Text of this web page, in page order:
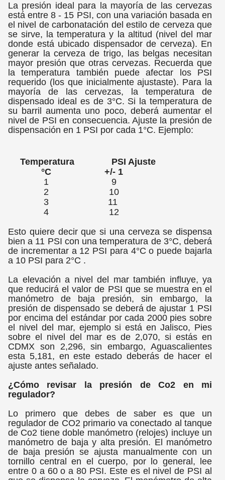
La presión ideal para la mayoría de las cervezas
está entre 8 - 15 PSI, con una variación basada en
el nivel de carbonatación del estilo de cerveza que
se sirve, la temperatura y la altitud (nivel del mar
donde está ubicado dispensador de cerveza). En
generar la cerveza de trigo, las belgas necesitan
mayor presión que otras cervezas. Recuerda que
la temperatura también puede afectar los PSI
requerido (los que inicialmente ajustaste). Para la
mayoría de las cervezas, la temperatura de
dispensado ideal es de 3°C. Si la temperatura de
su barril aumenta uno poco, deberá aumentar el
nivel de PSI en consecuencia. Ajuste la presión de
dispensación en 1 PSI por cada 1°C. Ejemplo:
Temperatura
PSI Ajuste
°C
+/- 1
1
9
2
10
3
11
4
12
Esto quiere decir que si una cerveza se dispensa
bien a 11 PSI con una temperatura de 3°C, deberá
de incrementar a 12 PSI para 4°C o puede bajarla
a 10 PSI para 2°C .
La elevación a nivel del mar también influye, ya
que reducirá el valor de PSI que se muestra en el
manómetro de baja presión, sin embargo, la
presión de dispensado se deberá de ajustar 1 PSI
por encima del estándar por cada 2000 pies sobre
el nivel del mar, ejemplo si está en Jalisco, Pies
sobre el nivel del mar es de 2,070, si estás en
CDMX son 2,296, sin embargo, Aguascalientes
esta 5,181, en este estado deberás de hacer el
ajuste antes señalado.
¿Cómo revisar la presión de Co2 en mi
regulador?
Lo primero que debes de saber es que un
regulador de CO2 primario va conectado al tanque
de Co2 tiene doble manómetro (relojes) incluye un
manómetro de baja y alta presión. El manómetro
de baja presión se ajusta manualmente con un
tornillo central en el cuerpo, por lo general, lee
entre 0 a 60 o a 80 PSI. Este es el nivel de PSI al